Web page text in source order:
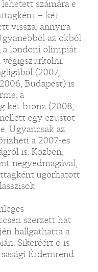
számára e
– két
vissza, annyira
az okból
a londoni olimpiát
(2007,
Budapest) is
a
két bronz (2008,
egy ezüstöt
Ugyancsak az
a 2007-es
is. Közben,
negyedmagával,
ugorhatott
szerzett hat
hallgathatta a
Sikeréért ő is
Érdemrend